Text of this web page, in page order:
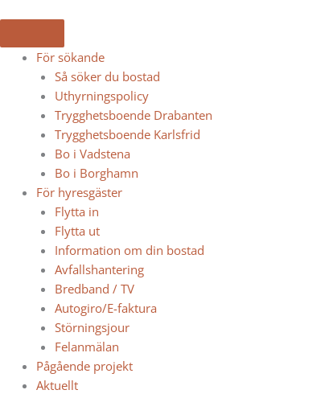
innehåll
För sökande
Så söker du bostad
Uthyrningspolicy
Trygghetsboende Drabanten
Trygghetsboende Karlsfrid
Bo i Vadstena
Bo i Borghamn
För hyresgäster
Flytta in
Flytta ut
Information om din bostad
Avfallshantering
Bredband / TV
Autogiro/E-faktura
Störningsjour
Felanmälan
Pågående projekt
Aktuellt